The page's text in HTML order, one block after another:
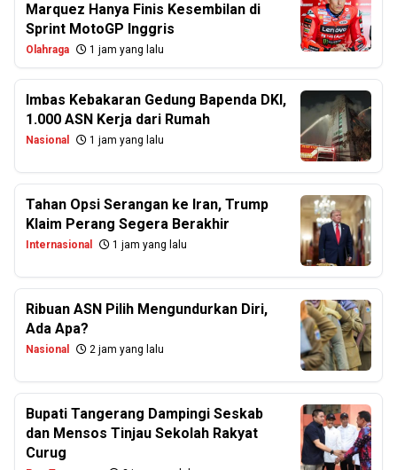
Marquez Hanya Finis Kesembilan di
Sprint MotoGP Inggris
Olahraga 1 jam yang lalu
Imbas Kebakaran Gedung Bapenda DKI,
1.000 ASN Kerja dari Rumah
Nasional 1 jam yang lalu
Tahan Opsi Serangan ke Iran, Trump
Klaim Perang Segera Berakhir
Internasional 1 jam yang lalu
Ribuan ASN Pilih Mengundurkan Diri,
Ada Apa?
Nasional 2 jam yang lalu
Bupati Tangerang Dampingi Seskab
dan Mensos Tinjau Sekolah Rakyat
Curug